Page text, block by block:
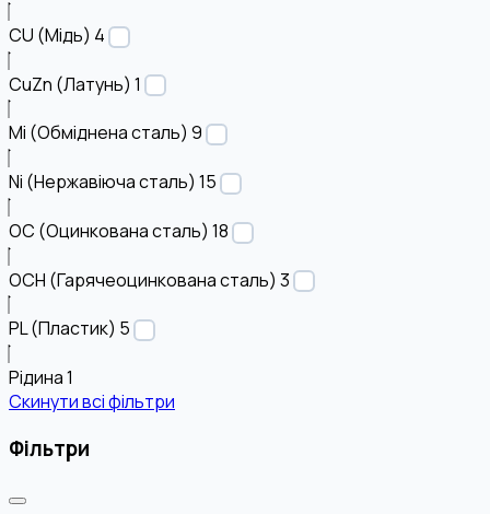
CU (Мідь) 4
CuZn (Латунь) 1
Mi (Обміднена сталь) 9
Ni (Нержавіюча сталь) 15
OC (Оцинкована сталь) 18
OCH (Гарячеоцинкована сталь) 3
PL (Пластик) 5
Рідина1
Скинути всі фільтри
Фільтри